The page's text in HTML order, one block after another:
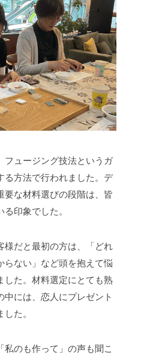
フュージング技法というガ
る方法で行われました。デ
要な材料選びの段階は、皆
印象でした。
様だと最初の方は、「どれ
らない」など頭を抱えて悩
した。材料選定にとても熟
中には、恋人にプレゼント
た。
私のも作って」の声も聞こ